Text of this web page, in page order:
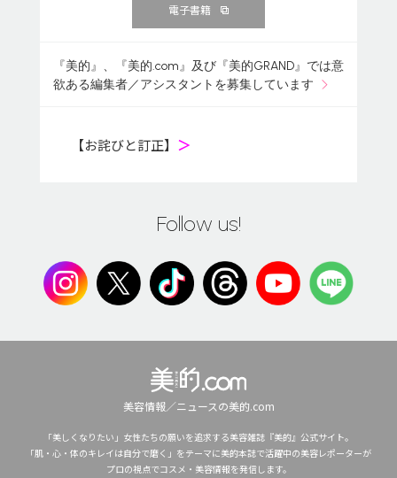
電子書籍
『美的』、『美的.com』及び『美的GRAND』では意
欲ある編集者／アシスタントを募集しています
【お詫びと訂正】 ＞
Follow us!
美容情報／ニュースの美的.com
「美しくなりたい」女性たちの願いを追求する美容雑誌『美的』公式サイト。
「肌・心・体のキレイは自分で磨く」をテーマに美的本誌で活躍中の美容レポーターが
プロの視点でコスメ・美容情報を発信します。